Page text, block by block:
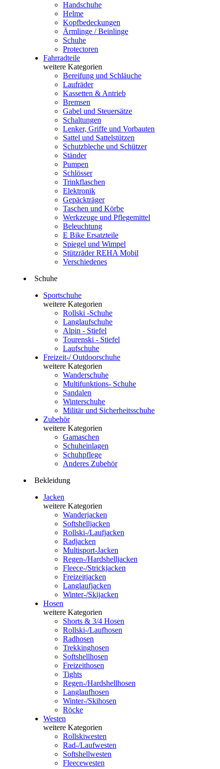
Handschuhe
Helme
Kopfbedeckungen
Ärmlinge / Beinlinge
Schuhe
Protectoren
Fahrradteile
weitere Kategorien
Bereifung und Schläuche
Laufräder
Kassetten & Antrieb
Bremsen
Gabel und Steuersätze
Schaltungen
Lenker, Griffe und Vorbauten
Sattel und Sattelstützen
Schutzbleche und Schützer
Ständer
Pumpen
Schlösser
Trinkflaschen
Elektronik
Gepäckträger
Taschen und Körbe
Werkzeuge und Pflegemittel
Beleuchtung
E Bike Ersatzteile
Spiegel und Wimpel
Stützräder REHA Mobil
Verschiedenes
Schuhe
Sportschuhe
weitere Kategorien
Rollski -Schuhe
Langlaufschuhe
Alpin - Stiefel
Tourenski - Stiefel
Laufschuhe
Freizeit-/ Outdoorschuhe
weitere Kategorien
Wanderschuhe
Multifunktions- Schuhe
Sandalen
Winterschuhe
Militär und Sicherheitsschuhe
Zubehör
weitere Kategorien
Gamaschen
Schuheinlagen
Schuhpflege
Anderes Zubehör
Bekleidung
Jacken
weitere Kategorien
Wanderjacken
Softshelljacken
Rollski-/Laufjacken
Radjacken
Multisport-Jacken
Regen-/Hardshelljacken
Fleece-/Strickjacken
Freizeitjacken
Langlaufjacken
Winter-/Skijacken
Hosen
weitere Kategorien
Shorts & 3/4 Hosen
Rollski-/Laufhosen
Radhosen
Trekkinghosen
Softshellhosen
Freizeithosen
Tights
Regen-/Hardshellhosen
Langlaufhosen
Winter-/Skihosen
Röcke
Westen
weitere Kategorien
Rollskiwesten
Rad-/Laufwesten
Softshellwesten
Fleecewesten